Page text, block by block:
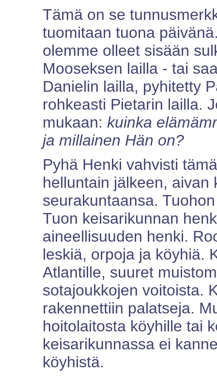
Tämä on se
tuomitaan tuona
olemme olleet sisään
Mooseksen lailla - tai
Danielin lailla, pyhitetty
rohkeasti Pietarin lailla.
mukaan: kuinka
ja millainen Hän on?
Pyhä Henki vahvisti
helluntain jälkeen, aivan
seurakuntaansa.
Tuon keisarikunnan
aineellisuuden henki.
leskiä, orpoja ja köyhiä.
Atlantille, suuret
sotajoukkojen voitoista.
rakennettiin palatseja.
hoitolaitosta köyhille tai
keisarikunnassa ei
köyhistä.